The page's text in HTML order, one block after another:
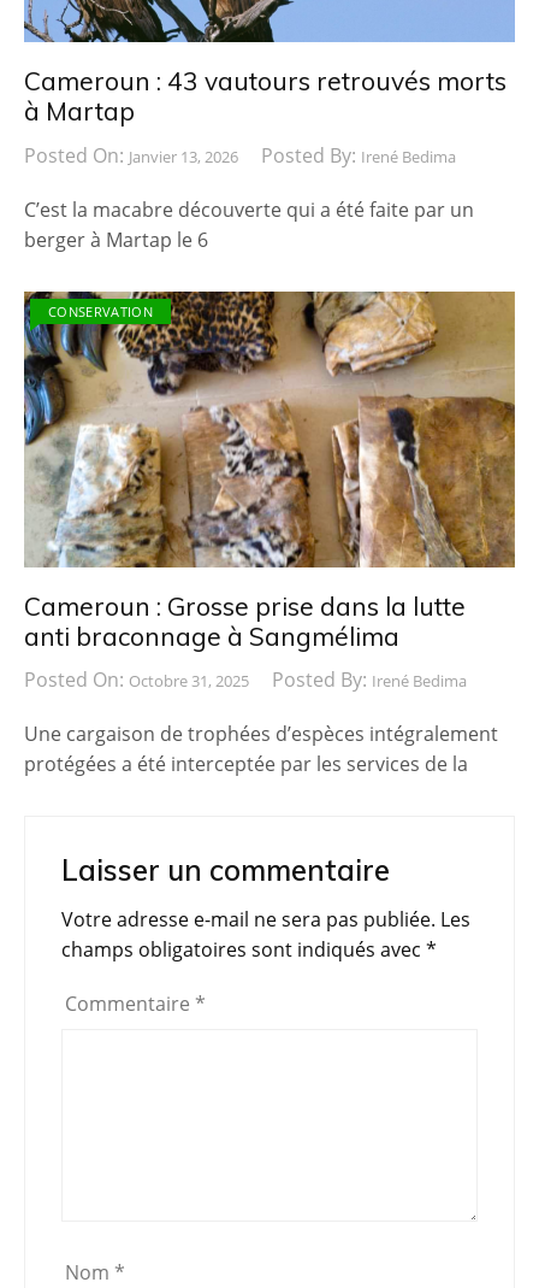
Cameroun : 43 vautours retrouvés morts
à Martap
Posted On: Janvier 13, 2026 Posted By: Irené Bedima
C’est la macabre découverte qui a été faite par un
berger à Martap le 6
CONSERVATION
Cameroun : Grosse prise dans la lutte
anti braconnage à Sangmélima
Posted On: Octobre 31, 2025 Posted By: Irené Bedima
Une cargaison de trophées d’espèces intégralement
protégées a été interceptée par les services de la
Laisser un commentaire
Votre adresse e-mail ne sera pas publiée. Les
champs obligatoires sont indiqués avec *
Commentaire *
Nom *